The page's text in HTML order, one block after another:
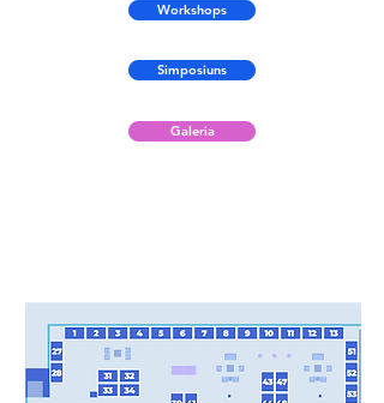
Workshops
Simposiuns
Galeria